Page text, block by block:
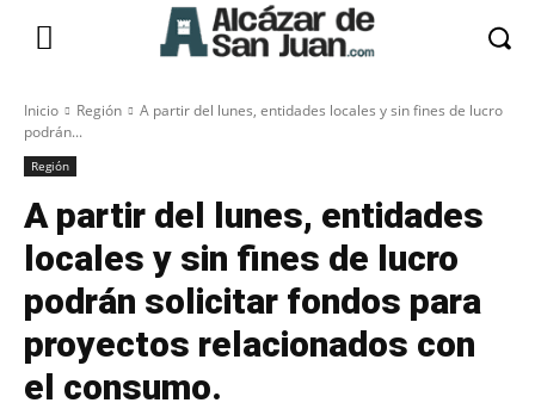
Inicio Región
A partir del lunes, entidades locales y sin fines de lucro
podrán...
Región
A partir del lunes, entidades
locales y sin fines de lucro
podrán solicitar fondos para
proyectos relacionados con
el consumo.